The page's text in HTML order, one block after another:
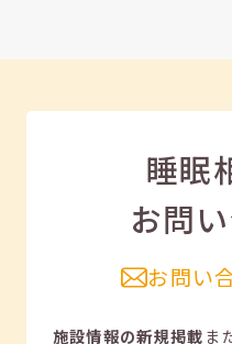
睡眠
お問
お問い
施設情報の新規掲載ま